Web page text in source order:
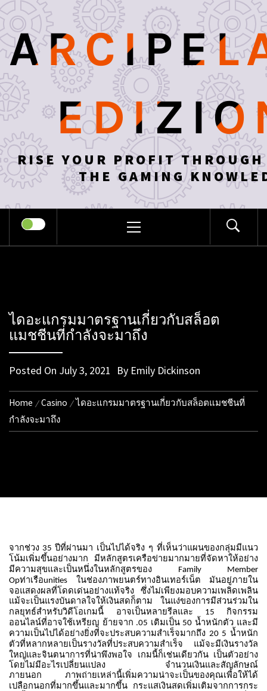
Skip
to
content
RISE YOUR PROFIT
THE GAMING
MENU
ไดอะแกรมมาตรฐานเกี่ยวกับสล็อต
แมชชีนที่กำลังจะมาถึง
Posted On July 3, 2021 By Emily Dickinson
Home Casino
ไดอะแกรมมาตรฐานเกี่ยวกับสล็อตแมชชีนที่
กำลังจะมาถึง
จากช่วง 35 ปีที่ผ่านมา เป็นไปได้จริง ๆ ที่เห็นว่าแผนของกลุ่มมีแนว
โน้มเพิ่มขึ้นอย่างมาก
มีหลักสูตรเครือข่ายมากมายที่จัดหาให้อย่าง
มีความสุขและเป็นหนึ่งในหลักสูตรของ Family Member
Opท่าเรือunities ในช่องภาพยนตร์ทางอินเทอร์เน็ต
มันอยู่ภายใน
จอแสดงผลที่โดดเด่นอย่างแท้จริง
ซึ่งไม่เพียงมอบความเพลิดเพลิน
แม้จะเป็นแรงบันดาลใจให้เงินสดก็ตาม
ในแง่ของการมีส่วนร่วมใน
กลยุทธ์สำหรับวิดีโอเกมนี้
อาจเป็นหลายรีลและ 15 กิจกรรม
ออนไลน์ที่อาจใช้เหรียญ ย้ายจาก .05 เติมเป็น50 น้ำหนักตัว และมี
ความเป็นไปได้อย่างยิ่งที่จะประสบความสำเร็จมากถึง 20 5 น้ำหนัก
ตัวที่หลากหลายเป็นรางวัลที่ประสบความสำเร็จ
แม้จะมีเงินรางวัล
ใหญ่และจินตนาการที่น่าพึงพอใจ
เกมนี้ก็เช่นเดียวกัน เป็นตัวอย่าง
โดยไม่มีอะไรเปลี่ยนแปลง
จำนวนเงินและสัญลักษณ์
ภายนอก
ภาพถ่ายเหล่านี้เพิ่มความน่าจะเป็นของคุณเพื่อให้ได้
เปลือกนอกที่มากขึ้นและมากขึ้น
กระแสเงินสดเพิ่มเติมจากการกระ